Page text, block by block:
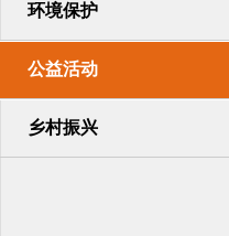
环境保护
公益活动
乡村振兴